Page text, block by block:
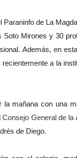
de La
Mirones y 30
Además, en
a la
mañana con una
General de
de Diego.